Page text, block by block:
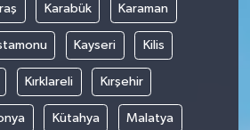
Karabük Karaman
Kayseri Kilis
Kırklareli Kırşehir
Kütahya Malatya